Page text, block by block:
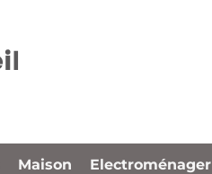
Maison Electroménager